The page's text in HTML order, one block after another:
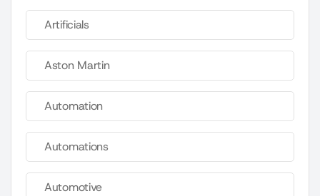
Artificials
Aston Martin
Automation
Automations
Automotive